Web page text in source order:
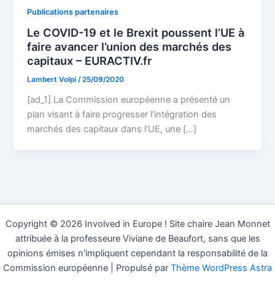
Publications partenaires
Le COVID-19 et le Brexit poussent l’UE à
faire avancer l’union des marchés des
capitaux – EURACTIV.fr
Lambert Volpi/25/09/2020
[ad_1] La Commission européenne a présenté un
plan visant à faire progresser l’intégration des
marchés des capitaux dans l’UE, une […]
Copyright © 2026 Involved in Europe ! Site chaire Jean Monnet
attribuée à la professeure Viviane de Beaufort, sans que les
opinions émises n'impliquent cependant la responsabilité de la
Commission européenne | Propulsé par Thème WordPress Astra